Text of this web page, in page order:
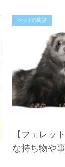
ペットの防災
【フェレッ
な持ち物や